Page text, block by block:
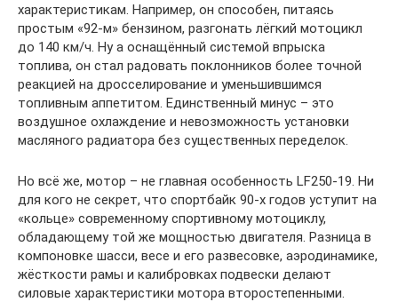
характеристикам. Например, он способен, питаясь
простым «92-м» бензином, разгонать лёгкий мотоцикл
до 140 км/ч. Ну а оснащённый системой впрыска
топлива, он стал радовать поклонников более точной
реакцией на дросселирование и уменьшившимся
топливным аппетитом. Единственный минус – это
воздушное охлаждение и невозможность установки
масляного радиатора без существенных переделок.
Но всё же, мотор – не главная особенность LF250-19. Ни
для кого не секрет, что спортбайк 90-х годов уступит на
«кольце» современному спортивному мотоциклу,
обладающему той же мощностью двигателя. Разница в
компоновке шасси, весе и его развесовке, аэродинамике,
жёсткости рамы и калибровках подвески делают
силовые характеристики мотора второстепенными.